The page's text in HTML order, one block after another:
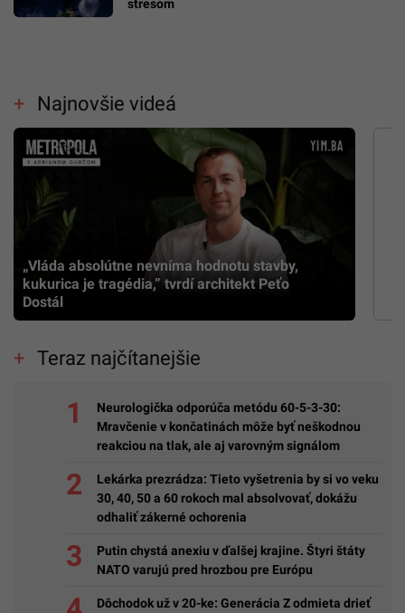
stresom
Najnovšie videá
„Vláda absolútne nevníma hodnotu stavby,
kukurica je tragédia,” tvrdí architekt Peťo
Dostál
Teraz najčítanejšie
Neurologička odporúča metódu 60-5-3-30:
Mravčenie v končatinách môže byť neškodnou
reakciou na tlak, ale aj varovným signálom
Lekárka prezrádza: Tieto vyšetrenia by si vo veku
30, 40, 50 a 60 rokoch mal absolvovať, dokážu
odhaliť zákerné ochorenia
Putin chystá anexiu v ďalšej krajine. Štyri štáty
NATO varujú pred hrozbou pre Európu
Dôchodok už v 20-ke: Generácia Z odmieta drieť